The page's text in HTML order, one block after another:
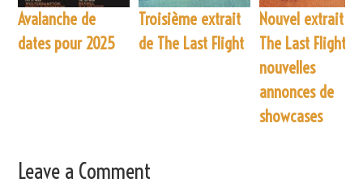
Avalanche de
dates pour 2025
Troisième extrait
de The Last Flight
Nouvel extrait de
The Last Flight et
nouvelles
annonces de
showcases
Leave a Comment